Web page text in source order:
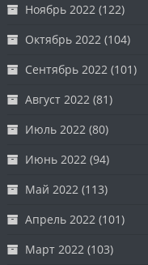
Ноябрь 2022 (122)
Октябрь 2022 (104)
Сентябрь 2022 (101)
Август 2022 (81)
Июль 2022 (80)
Июнь 2022 (94)
Май 2022 (113)
Апрель 2022 (101)
Март 2022 (103)